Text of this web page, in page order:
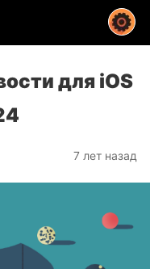
для iOS
7 лет назад